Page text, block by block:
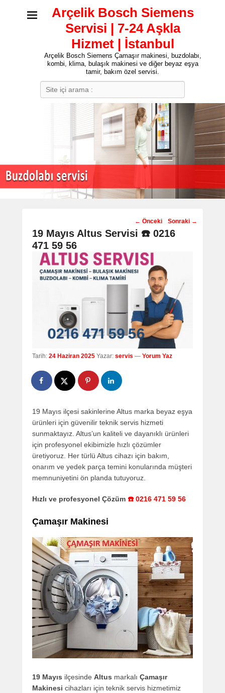
Arçelik Bosch Siemens
Servisi | 7-24 Aşkla
Hizmet | İstanbul
Arçelik Bosch Siemens Çamaşır makinesi, buzdolabı,
kombi, klima, bulaşık makinesi ve diğer beyaz eşya
tamir, bakım özel servisi.
Post
navigation
← Önceki Sonraki →
19 Mayıs Altus Servisi ☎️ 0216
471 59 56
Tarih: 24 Haziran 2025 Yazar: servis — Yorum Yaz
19 Mayıs ilçesi sakinlerine Altus marka beyaz eşya
ürünleri için güvenilir teknik servis hizmeti
sunmaktayız. Altus’un kaliteli ve dayanıklı ürünleri
için profesyonel ekibimizle hızlı çözümler
üretiyoruz. Her türlü Altus cihazı için bakım,
onarım ve yedek parça temini konularında müşteri
memnuniyetini ön planda tutuyoruz.
Hızlı ve profesyonel Çözüm ☎️ 0216 471 59 56
Çamaşır Makinesi
19 Mayıs ilçesinde Altus markalı Çamaşır
Makinesi cihazları için teknik servis hizmetimiz